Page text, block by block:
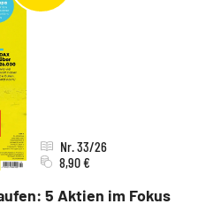
5 Aktien im Fokus
Nr. 33/26
8,90 €